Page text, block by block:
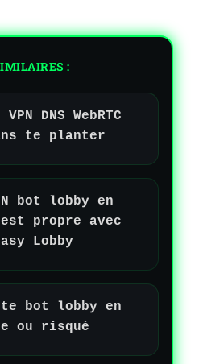
:
DNS WebRTC
te planter
bot lobby en
propre avec
Lobby
bot lobby en
ou risqué